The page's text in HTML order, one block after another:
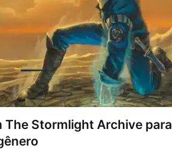
The Stormlight Archive